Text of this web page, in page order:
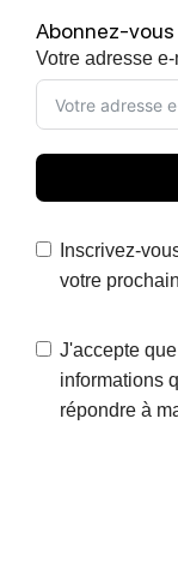
Abonnez-
Votre adresse e-
Inscrivez-
votre
J'accepte
informations
répondre à